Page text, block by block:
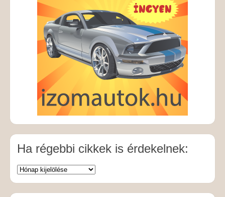
Ha régebbi cikkek is érdekelnek: